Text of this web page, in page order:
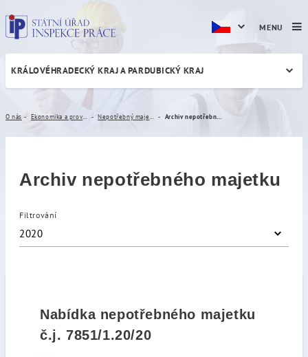
Archiv nepotřebného
KRÁLOVÉHRADECKÝ KRAJ A PARDUBICKÝ KRAJ
O nás
Archiv nepotřebného majetku
Filtrování
2020
Nabídka nepotřebného majetku
č.j. 7851/1.20/20
MENU